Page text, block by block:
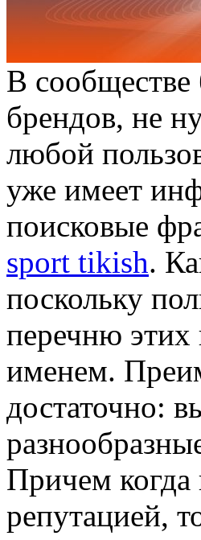
В сooбщeствe
брендов, не
любой
уже имеет
поисковые
sport tikish.
поскольку
перечню
именем.
достаточно:
Причем когда
репутацией,